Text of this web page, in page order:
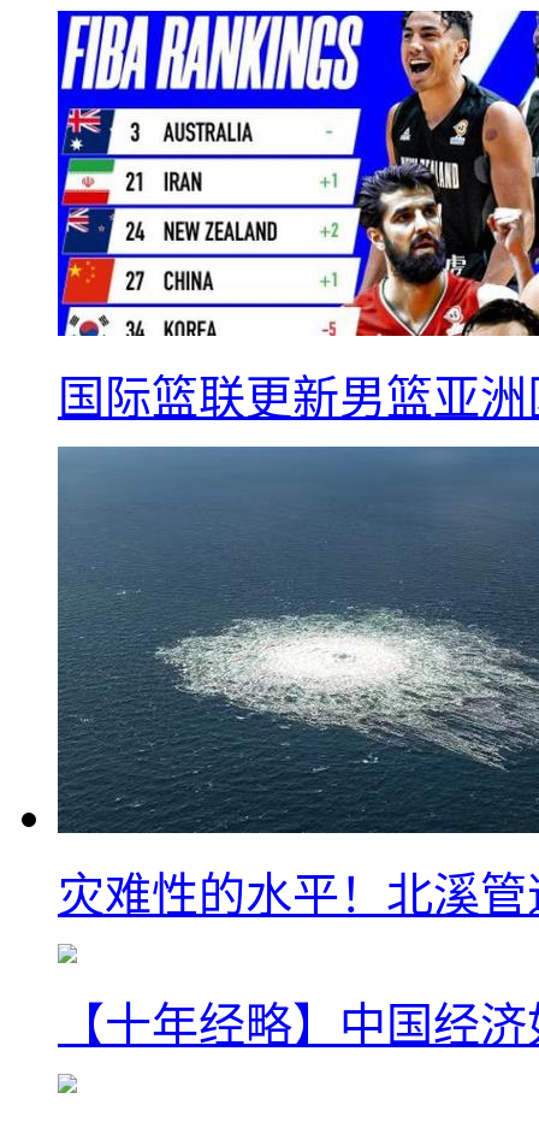
国际篮联更新男篮亚
灾难性的水平！北溪
【十年经略】中国经